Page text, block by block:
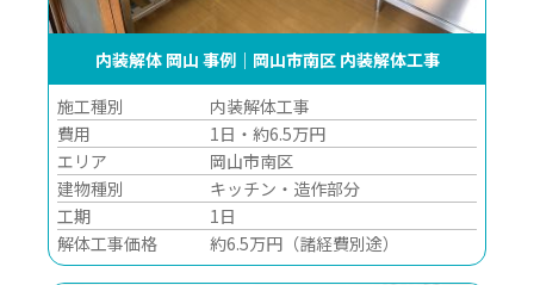
内装解体 岡山 事例｜岡山市南区 内装解体工事
施工種別
内装解体工事
費用
1日・約6.5万円
エリア
岡山市南区
建物種別
キッチン・造作部分
工期
1日
解体工事価格
約6.5万円（諸経費別途）